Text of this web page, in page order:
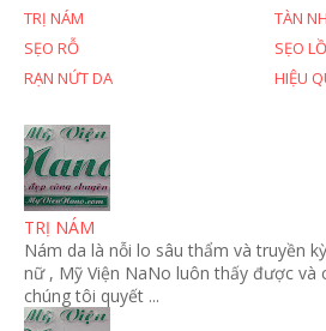
TRỊ NÁM
TÀN
SẸO RỖ
SẸO
RẠN NỨT DA
HIỆU
TRỊ NÁM
Nám da là nỗi lo sâu thẩm và truyền
nữ , Mỹ Viện NaNo luôn thấy được và
chúng tôi quyết ...